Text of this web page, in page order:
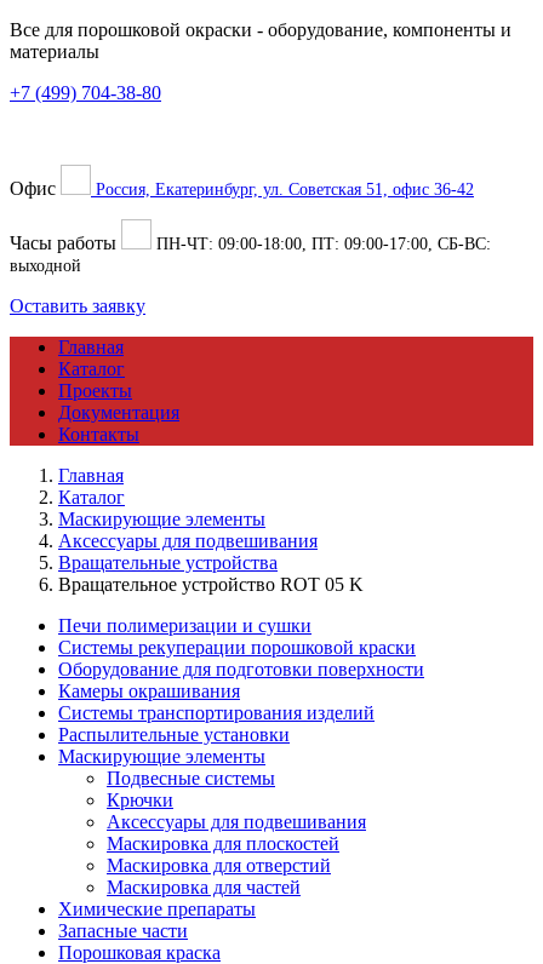
Все для порошковой окраски - оборудование, компоненты и
материалы
+7 (499) 704-38-80
Офис Россия, Екатеринбург, ул. Советская 51, офис 36-42
Часы работы ПН-ЧТ: 09:00-18:00 , ПТ: 09:00-17:00 , СБ-ВС:
выходной
Оставить заявку
Главная
Каталог
Проекты
Документация
Контакты
Главная
Каталог
Маскирующие элементы
Аксессуары для подвешивания
Вращательные устройства
Вращательное устройство ROT 05 K
Печи полимеризации и сушки
Системы рекуперации порошковой краски
Оборудование для подготовки поверхности
Камеры окрашивания
Системы транспортирования изделий
Распылительные установки
Маскирующие элементы
Подвесные системы
Крючки
Аксессуары для подвешивания
Маскировка для плоскостей
Маскировка для отверстий
Маскировка для частей
Химические препараты
Запасные части
Порошковая краска